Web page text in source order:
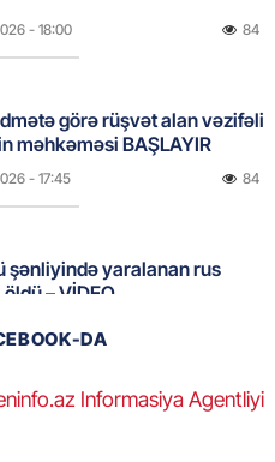
- 18:00 84
görə rüşvət alan vəzifəli
məhkəməsi BAŞLAYIR
- 17:45 84
şənliyində yaralanan rus
– VİDEO
qadının milyonluq mirası ilə
DA
Informasiya Agentliyi